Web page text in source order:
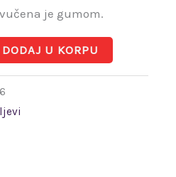
je gumom.
DODAJ U KORPU